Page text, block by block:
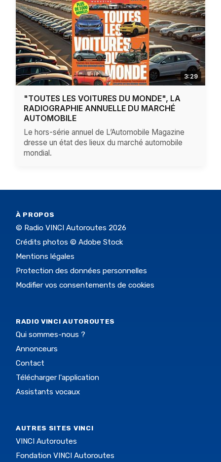
3:29
"TOUTES LES VOITURES DU MONDE", LA
RADIOGRAPHIE ANNUELLE DU MARCHÉ
AUTOMOBILE
Le hors-série annuel de L’Automobile Magazine
dresse un état des lieux du marché automobile
mondial.
À PROPOS
© Radio VINCI Autoroutes 2026
Crédits photos © Adobe Stock
Mentions légales
Protection des données personnelles
Modifier vos consentements de cookies
RADIO VINCI AUTOROUTES
Qui sommes-nous ?
Annonceurs
Contact
Télécharger l'application
Assistants vocaux
AUTRES SITES VINCI
VINCI Autoroutes
Fondation VINCI Autoroutes